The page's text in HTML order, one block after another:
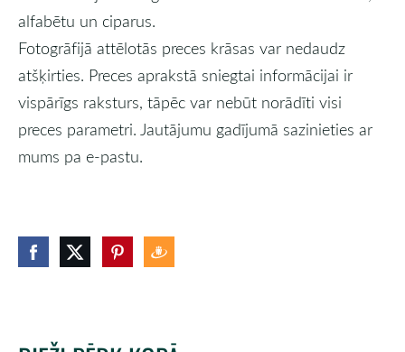
alfabētu un ciparus.
Fotogrāfijā attēlotās preces krāsas var nedaudz
atšķirties. Preces aprakstā sniegtai informācijai ir
vispārīgs raksturs, tāpēc var nebūt norādīti visi
preces parametri. Jautājumu gadījumā sazinieties ar
mums pa e-pastu.